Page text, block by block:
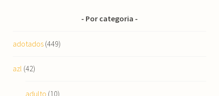
Por categoria
adotados (449)
azl (42)
adulto (10)